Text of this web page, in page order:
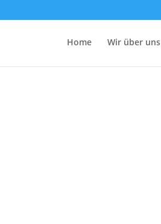
Home Wir über uns